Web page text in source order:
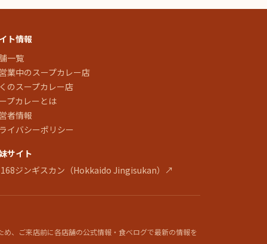
ト情報
一覧
業中のスープカレー店
のスープカレー店
プカレーとは
者情報
イバシーポリシー
サイト
ジンギスカン（Hokkaido Jingisukan）↗
、ご来店前に各店舗の公式情報・食べログで最新の情報を